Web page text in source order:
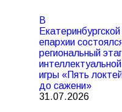
В
Екатеринбургской
епархии состоялся
региональный этап
интеллектуальной
игры «Пять локтей
до сажени»
31.07.2026